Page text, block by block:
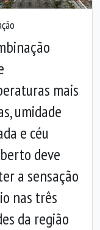
mais
umidade
e céu
deve
a sensação
nas três
da região